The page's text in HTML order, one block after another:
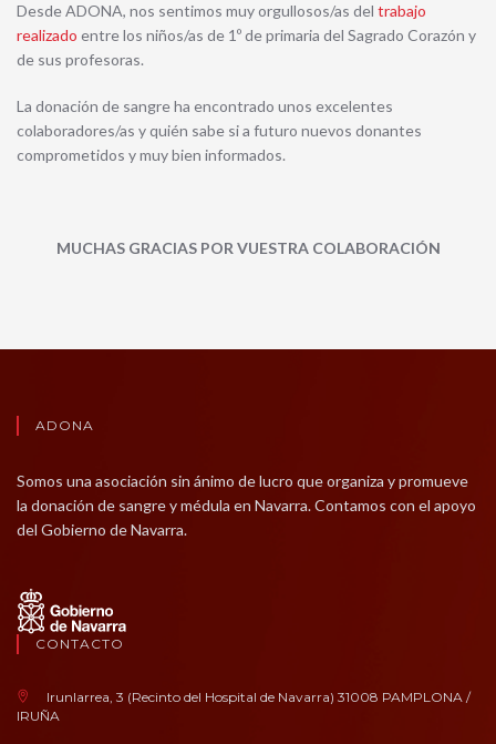
Desde ADONA, nos sentimos muy orgullosos/as del trabajo
realizado entre los niños/as de 1º de primaria del Sagrado Corazón y
de sus profesoras.
La donación de sangre ha encontrado unos excelentes
colaboradores/as y quién sabe si a futuro nuevos donantes
comprometidos y muy bien informados.
MUCHAS GRACIAS POR VUESTRA COLABORACIÓN
ADONA
Somos una asociación sin ánimo de lucro que organiza y promueve
la donación de sangre y médula en Navarra. Contamos con el apoyo
del Gobierno de Navarra.
CONTACTO
Irunlarrea, 3 (Recinto del Hospital de Navarra) 31008 PAMPLONA /
IRUÑA